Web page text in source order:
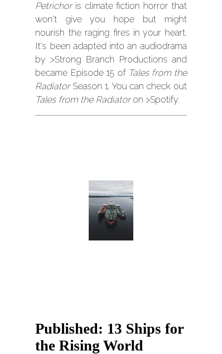
Petrichoris climate fiction horror that
won't give you hope but might
nourish the raging fires in your heart.
It's been adapted into an audiodrama
by >Strong Branch Productions and
became Episode 15 of Tales from the
RadiatorSeason 1. You can check out
Tales from the Radiatoron >Spotify.
Published: 13 Ships for
the Rising World